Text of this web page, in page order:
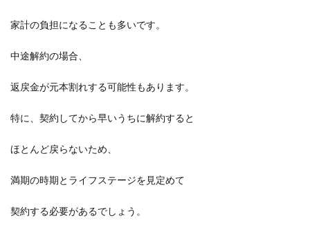
家計の負担になることも多いです。
中途解約の場合、
返戻金が元本割れする可能性もあります。
特に、契約してから早いうちに解約すると
ほとんど戻らないため、
満期の時期とライフステージを見定めて
契約する必要があるでしょう。